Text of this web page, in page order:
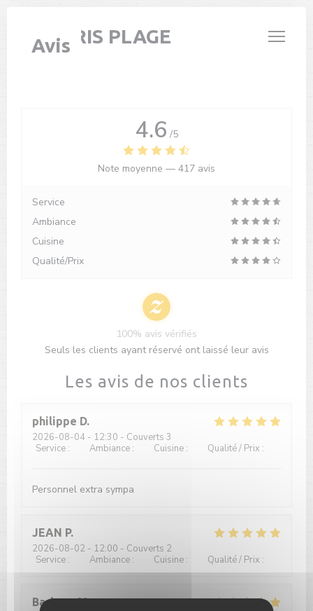
LE PARIS PLAGE
Avis
Les avis de nos clients
philippe D
2026-08-04 - 12:30 - Couverts 3
Service : Ambiance : Cuisine : Qualité / Prix :
Personnel extra sympa
JEAN P
2026-08-02 - 12:00 - Couverts 2
Service : Ambiance : Cuisine : Qualité / Prix :
Barbara M
4.6 /5
Note moyenne — 417 avis
Service
Ambiance
Cuisine
Qualité/Prix
100% avis vérifiés
Seuls les clients ayant réservé ont laissé leur avis